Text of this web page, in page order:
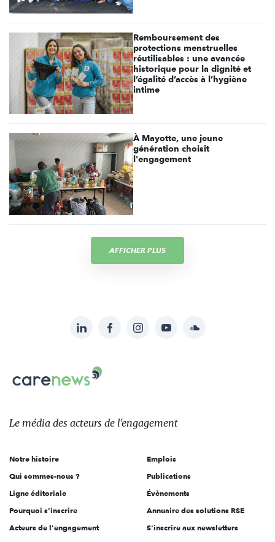
Remboursement des
protections menstruelles
réutilisables : une avancée
historique pour la dignité et
l’égalité d’accès à l’hygiène
intime
À Mayotte, une jeune
génération choisit
l'engagement
AFFICHER PLUS
sur:
LinkedInFacebookInstagramYouTubeSoundcloud
Le
des
l'engagement
Le média des acteurs de l'engagement
Notre histoire
Qui sommes-nous ?
Ligne éditoriale
Pourquoi s'inscrire
Acteurs de l'engagement
Emplois
Publications
Évènements
Annuaire des solutions RSE
S'inscrire aux newsletters